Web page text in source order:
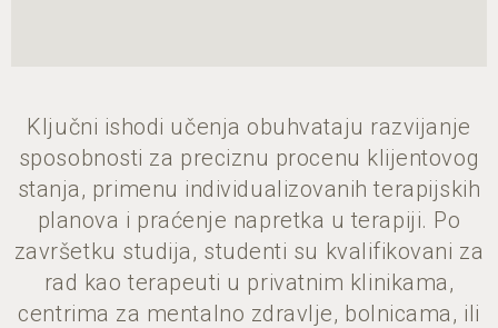
Ključni ishodi učenja obuhvataju razvijanje
sposobnosti za preciznu procenu klijentovog
stanja, primenu individualizovanih terapijskih
planova i praćenje napretka u terapiji. Po
završetku studija, studenti su kvalifikovani za
rad kao terapeuti u privatnim klinikama,
centrima za mentalno zdravlje, bolnicama, ili